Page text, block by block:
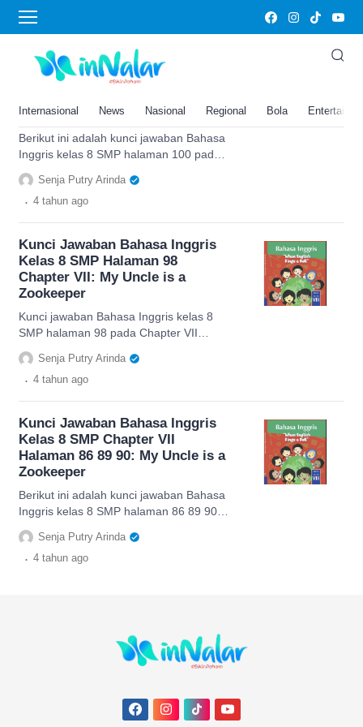
Internasional News Nasional Regional Bola
My Uncle is a Zookeeper
Kunci Jawaban Bahasa Inggris
Kelas 8 SMP Halaman 100
Zookeeper, My Journal
Berikut ini adalah kunci jawaban Bahasa
Inggris kelas 8 SMP halaman 100 pada
Chapter VII dengan tema My Uncle is a
Zookeeper
Senja Putry Arinda
. 4 tahun ago
Kunci Jawaban Bahasa Inggris
Kelas 8 SMP Halaman 98
Chapter VII: My Uncle is a
Zookeeper
Kunci jawaban Bahasa Inggris kelas 8
SMP halaman 98 pada Chapter VII
dengan tema My Uncle is a Zookeeper
tersaji dalam artikel ini.
Senja Putry Arinda
. 4 tahun ago
Kunci Jawaban Bahasa Inggris
Kelas 8 SMP Chapter VII
Halaman 86 89 90: My Uncle is a
Zookeeper
Berikut ini adalah kunci jawaban Bahasa
Inggris kelas 8 SMP halaman 86 89 90
pada Chapter VII dengan tema My Uncle
is a Zookeeper.
Senja Putry Arinda
. 4 tahun ago